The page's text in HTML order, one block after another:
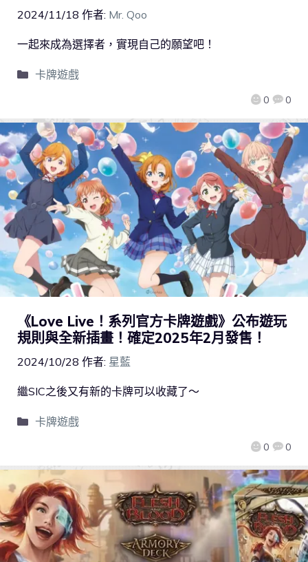
2024/11/18 作者: Mr. Qoo
0 0
一起來成為選擇者，實現自己的願望吧！
卡牌遊戲
《Love Live！系列官方卡牌遊戲》公布遊玩
規則與全新插畫！確定2025年2月發售！
2024/10/28 作者: 星藍
0 0
繼SIC之後又有新的卡牌可以收藏了～
卡牌遊戲